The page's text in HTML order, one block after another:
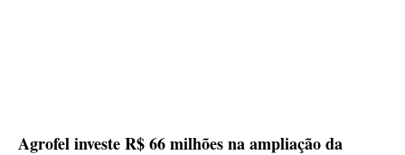
Agrofel investe R$ 66 milhões na ampliação da